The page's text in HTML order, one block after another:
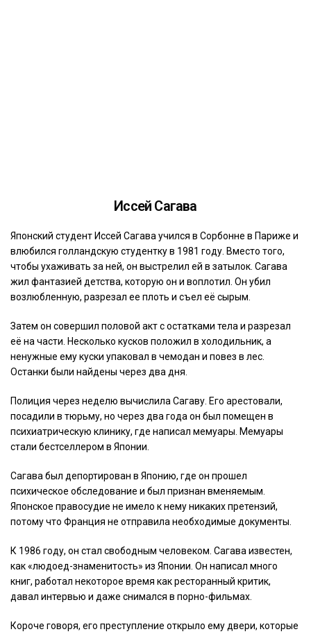
Иссей Сагава
Японский студент Иссей Сагава учился в Сорбонне в Париже и
влюбился голландскую студентку в 1981 году. Вместо того,
чтобы ухаживать за ней, он выстрелил ей в затылок. Сагава
жил фантазией детства, которую он и воплотил. Он убил
возлюбленную, разрезал ее плоть и съел её сырым.
Затем он совершил половой акт с остатками тела и разрезал
её на части. Несколько кусков положил в холодильник, а
ненужные ему куски упаковал в чемодан и повез в лес.
Останки были найдены через два дня.
Полиция через неделю вычислила Сагаву. Его арестовали,
посадили в тюрьму, но через два года он был помещен в
психиатрическую клинику, где написал мемуары. Мемуары
стали бестселлером в Японии.
Сагава был депортирован в Японию, где он прошел
психическое обследование и был признан вменяемым.
Японское правосудие не имело к нему никаких претензий,
потому что Франция не отправила необходимые документы.
К 1986 году, он стал свободным человеком. Сагава известен,
как «людоед-знаменитость» из Японии. Он написал много
книг, работал некоторое время как ресторанный критик,
давал интервью и даже снимался в порно-фильмах.
Короче говоря, его преступление открыло ему двери, которые